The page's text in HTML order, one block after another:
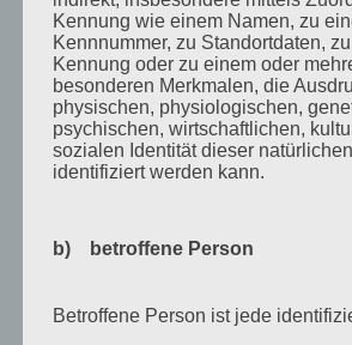
April 2010
März 2010
Februar 2010
Januar 2010
August 2009
Kennung wie einem Namen, zu
Kennnummer, zu Standortdaten,
Kennung oder zu einem oder
besonderen Merkmalen, die
physischen, physiologischen,
psychischen, wirtschaftlichen,
sozialen Identität dieser
identifiziert werden kann.
b) betroffene Person
Betroffene Person ist jede